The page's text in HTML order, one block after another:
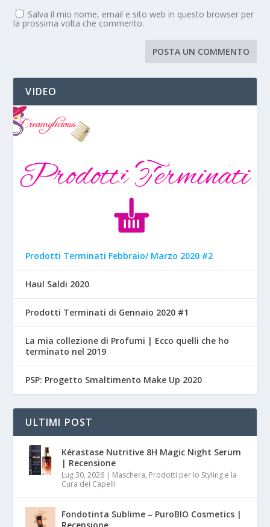
Salva il mio nome, email e sito web in questo browser per
la prossima volta che commento.
VIDEO
Prodotti Terminati Febbraio/ Marzo 2020 #2
Haul Saldi 2020
Prodotti Terminati di Gennaio 2020 #1
La mia collezione di Profumi | Ecco quelli che ho
terminato nel 2019
PSP: Progetto Smaltimento Make Up 2020
ULTIMI POST
Kérastase Nutritive 8H Magic Night Serum
| Recensione
Lug 30, 2026 | Maschera, Prodotti per lo Styling e la
Cura dei Capelli
Fondotinta Sublime – PuroBIO Cosmetics |